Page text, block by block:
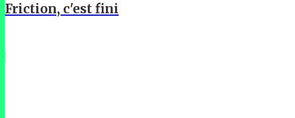
Friction, c'est fini